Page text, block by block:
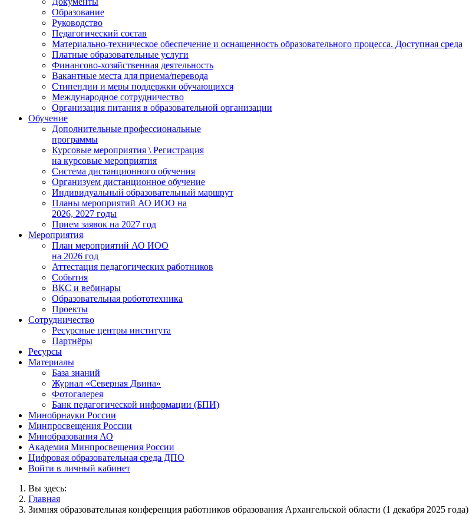
Образование
Руководство
Педагогический состав
Материально-техническое обеспечение и оснащенность образовательного процесса. Доступная среда
Платные образовательные услуги
Финансово-хозяйственная деятельность
Вакантные места для приема/перевода
Стипендии и меры поддержки обучающихся
Международное сотрудничество
Организация питания в образовательной организации
Обучение
Дополнительные профессиональные
программы
Курсовые мероприятия \ Регистрация
на курсовые мероприятия
Система дистанционного обучения
Организуем дистанционное обучение
Индивидуальный образовательный маршрут
Планы мероприятий АО ИОО на
2026, 2027 годы
Прием заявок на 2027 год
Мероприятия
План мероприятий АО ИОО
на 2026 год
Аттестация педагогических работников
События
ВКС и вебинары
Образовательная робототехника
Проекты
Сотрудничество
Ресурсные центры института
Партнёры
Ресурсы
Материалы
База знаний
Журнал «Северная Двина»
Фотогалерея
Банк педагогической информации (БПИ)
Минобрнауки России
Минпросвещения России
Минобразования АО
Академия Минпросвещения России
Цифровая образовательная среда ДПО
Войти в личный кабинет
Вы здесь:
Главная
Зимняя образовательная конференция работников образования Архангельской области (1 декабря 2025 года)